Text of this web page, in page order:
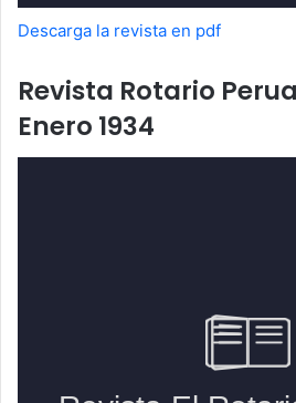
Descarga la revista en pdf
Revista Rotario
Enero 1934